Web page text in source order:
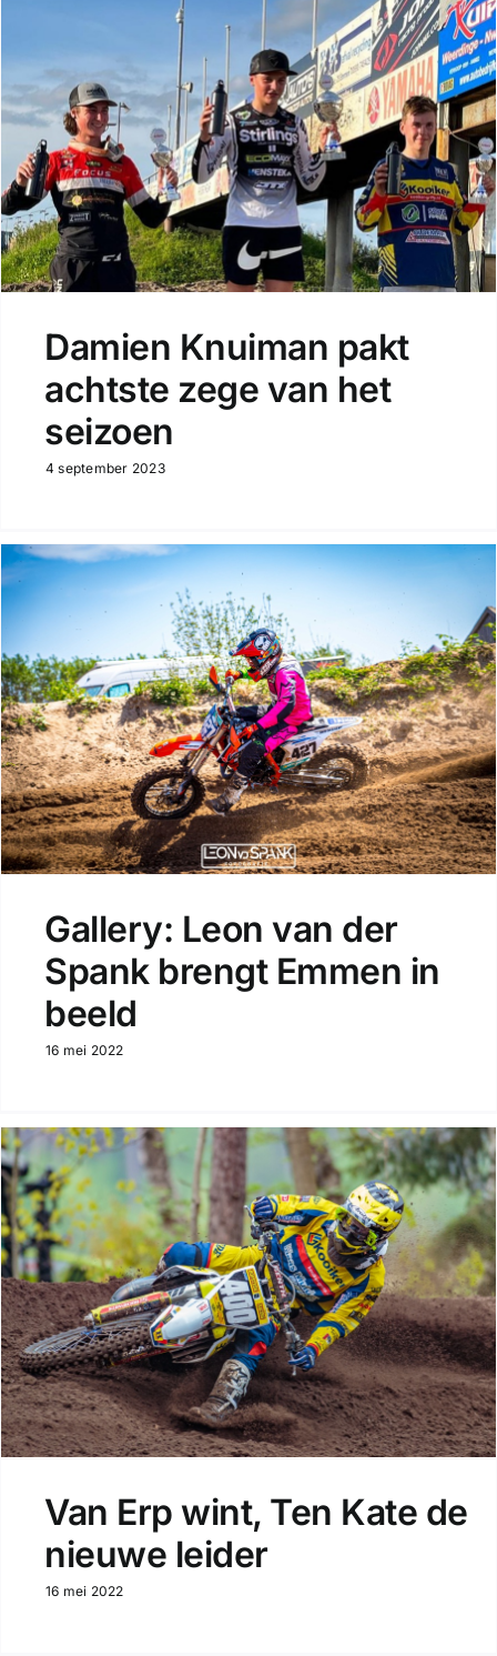
Damien Knuiman pakt
achtste zege van het
seizoen
4 september 2023
Gallery: Leon van der
Spank brengt Emmen in
beeld
16 mei 2022
Van Erp wint, Ten Kate de
nieuwe leider
16 mei 2022